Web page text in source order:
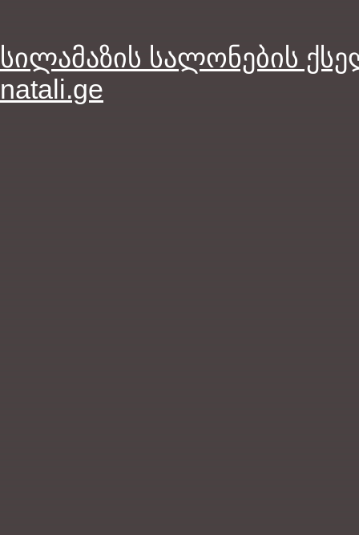
სილამაზის სალონების
natali.ge